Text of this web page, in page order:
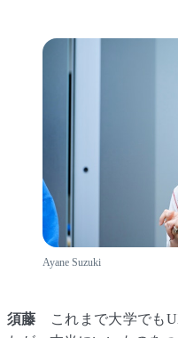
Ayane Suzuki
須藤 これまで大学でも